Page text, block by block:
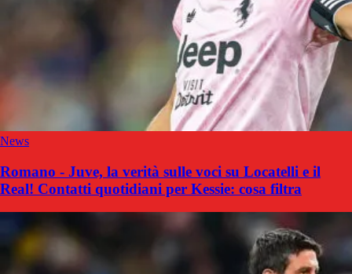
News
Romano - Juve, la verità sulle voci su Locatelli e il
Real! Contatti quotidiani per Kessie: cosa filtra